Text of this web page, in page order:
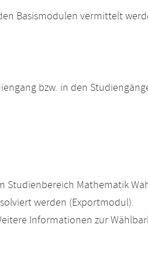
Basismodulen vermittelt
bzw. in den
Studienbereich Mathematik
werden (Exportmodul).
Informationen zur